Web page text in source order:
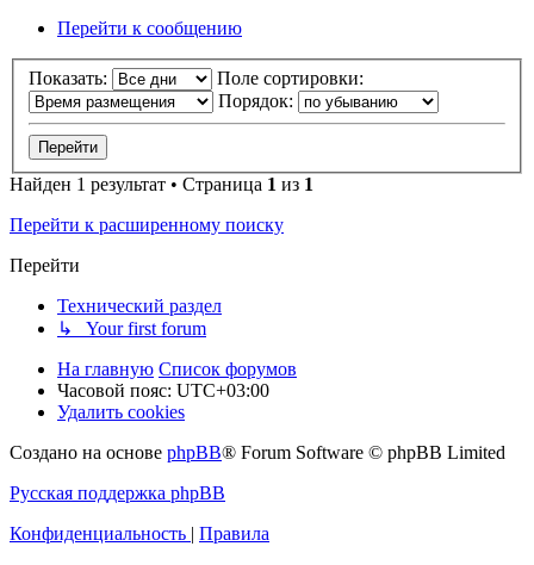
Перейти к сообщению
Показать:
Поле сортировки:
Порядок:
Найден 1 результат • Страница 1 из 1
Перейти к расширенному поиску
Перейти
Технический раздел
↳ Your first forum
На главную Список форумов
Часовой пояс: UTC+03:00
Удалить cookies
Создано на основе phpBB® Forum Software © phpBB Limited
Русская поддержка phpBB
Конфиденциальность | Правила